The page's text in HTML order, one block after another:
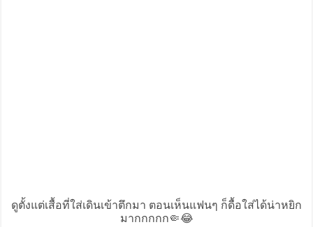
ดูตั้งแต่เสื้อที่ใส่เดินเข้าตึกมา ตอนเห็นแฟนๆ ก็ดื้อใส่ได้น่าหยิก
มากกกกก🤏😂